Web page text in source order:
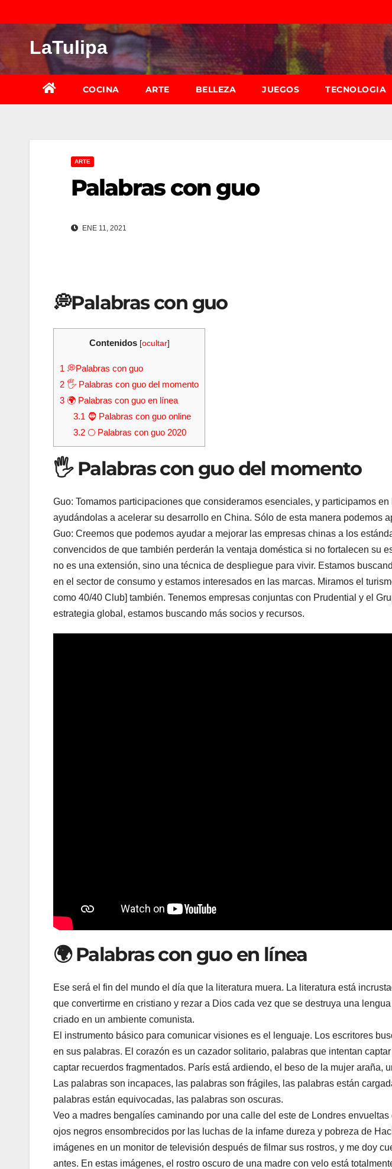
al
contenidoLaTulipa
COCINA ARTE BELLEZA JUEGOS TECNOLOGIA
ARTE
Palabras con guo
ENE 11, 2021
💭Palabras con guo
Contenidos [ocultar]
1 💭Palabras con guo
2 🖐 Palabras con guo del momento
3 🌍 Palabras con guo en línea
3.1 🧔 Palabras con guo online
3.2🌕 Palabras con guo 2020
🖐 Palabras con guo del momento
Guo: Tomamos participaciones que consideramos esenciales, y participamos
ayudándolas a acelerar su desarrollo en China. Sólo de esta manera podemos
Guo: Creemos que podemos ayudar a mejorar las empresas chinas a los
convencidos de que también perderán la ventaja doméstica si no fortalecen su
no es una extensión, sino una técnica de despliegue para vivir. Estamos
en el sector de consumo y estamos interesados en las marcas. Miramos el
como 40/40 Club] también. Tenemos empresas conjuntas con Prudential y el
estrategia global, estamos buscando más socios y recursos.
🌍 Palabras con guo en línea
Ese será el fin del mundo el día que la literatura muera. La literatura está
que convertirme en cristiano y rezar a Dios cada vez que se destruya una
criado en un ambiente comunista.
El instrumento básico para comunicar visiones es el lenguaje. Los escritores
en sus palabras. El corazón es un cazador solitario, palabras que intentan
captar recuerdos fragmentados. París está ardiendo, el beso de la mujer araña,
Las palabras son incapaces, las palabras son frágiles, las palabras están
palabras están equivocadas, las palabras son oscuras.
Veo a madres bengalíes caminando por una calle del este de Londres
ojos negros ensombrecidos por las luchas de la infame dureza y pobreza de
imágenes en un monitor de televisión después de filmar sus rostros, y me doy
antes. En estas imágenes, el rostro oscuro de una madre con velo está